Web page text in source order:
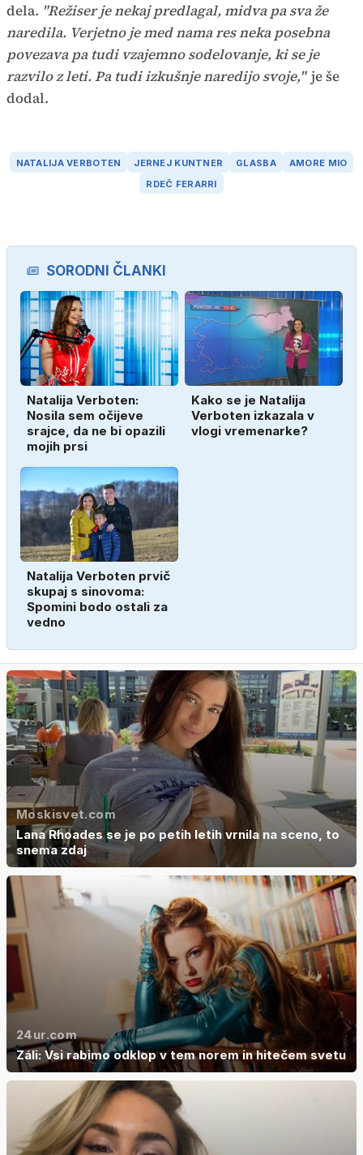
dela. "Režiser je nekaj predlagal, midva pa sva že
naredila. Verjetno je med nama res neka posebna
povezava pa tudi vzajemno sodelovanje, ki se je
razvilo z leti. Pa tudi izkušnje naredijo svoje," je še
dodal.
NATALIJA VERBOTEN JERNEJ KUNTNER GLASBA
AMORE MIO
RDEČ FERARRI
SORODNI ČLANKI
Natalija Verboten:
Nosila sem očijeve
srajce, da ne bi opazili
mojih prsi
Kako se je Natalija
Verboten izkazala v
vlogi vremenarke?
Natalija Verboten prvič
skupaj s sinovoma:
Spomini bodo ostali za
vedno
Moskisvet.com
Lana Rhoades se je po petih letih vrnila na sceno, to
snema zdaj
24ur.com
Záli: Vsi rabimo odklop v tem norem in hitečem svetu